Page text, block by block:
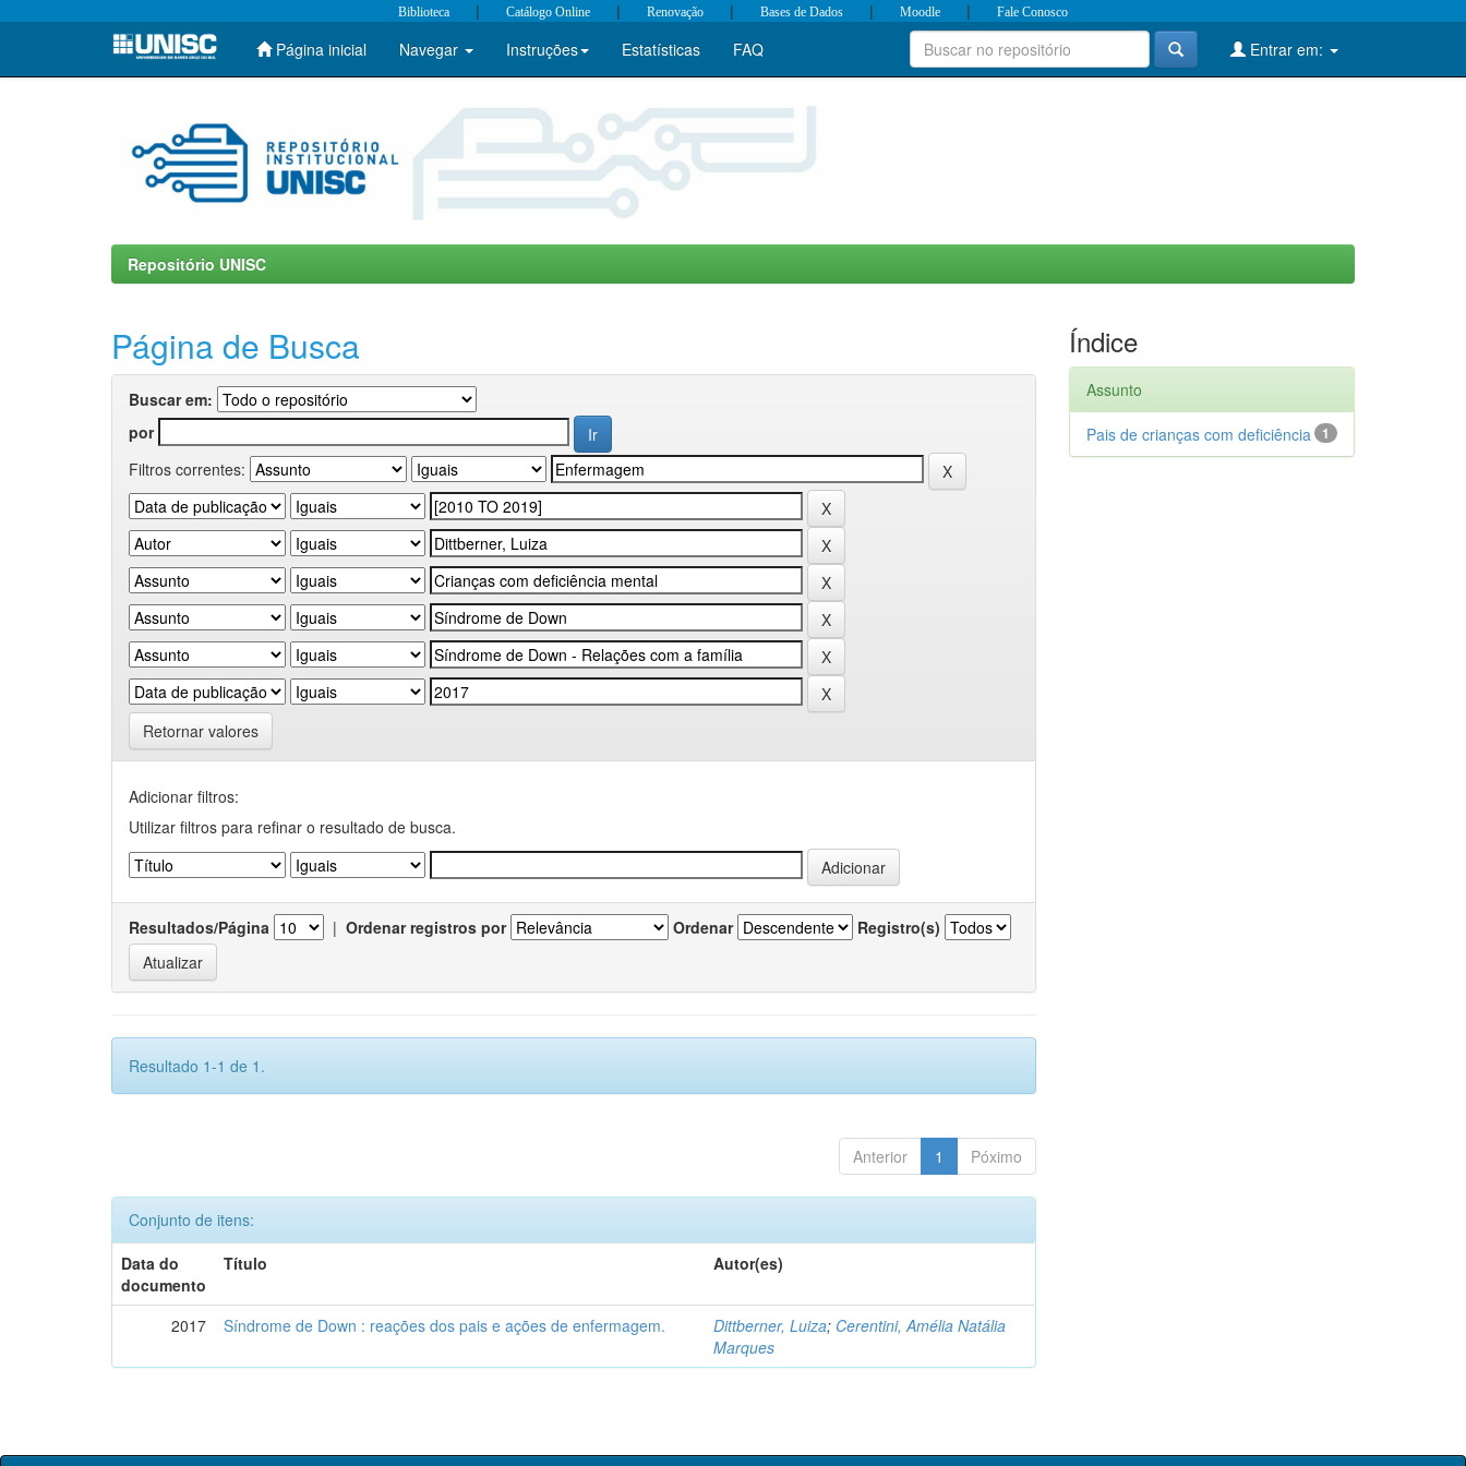
Skip
Biblioteca | Catálogo Online | Renovação | Bases de Dados | Moodle | Fale Conosco
Página inicial Navegar Instruções Estatísticas FAQ Entrar em:
Repositório UNISC
Página de Busca
Buscar em:
por
Filtros correntes:
Retornar valores
Adicionar filtros:
Utilizar filtros para refinar o resultado de busca.
Resultados/Página | Ordenar registros por Ordenar Registro(s)
Resultado 1-1 de 1.
Anterior 1 Póximo
Conjunto de itens:
Data do
documento
Título Autor(es)
2017 Síndrome de Down : reações dos pais e ações de enfermagem. Dittberner, Luiza; Cerentini, Amélia Natália
Marques
Índice
Assunto
1
Pais de crianças com deficiência